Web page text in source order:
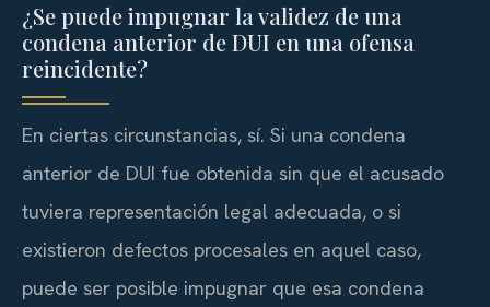
¿Se puede impugnar la validez de una
condena anterior de DUI en una ofensa
reincidente?
En ciertas circunstancias, sí. Si una condena
anterior de DUI fue obtenida sin que el acusado
tuviera representación legal adecuada, o si
existieron defectos procesales en aquel caso,
puede ser posible impugnar que esa condena